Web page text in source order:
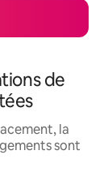
de
la
sont